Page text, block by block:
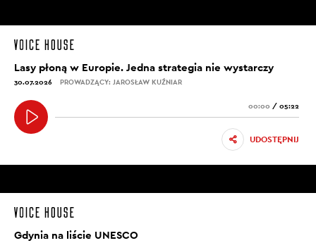
Lasy płoną w Europie. Jedna strategia nie wystarczy
30.07.2026 PROWADZĄCY: JAROSŁAW KUŹNIAR
00:00 / 05:22
UDOSTĘPNIJ
Gdynia na liście UNESCO